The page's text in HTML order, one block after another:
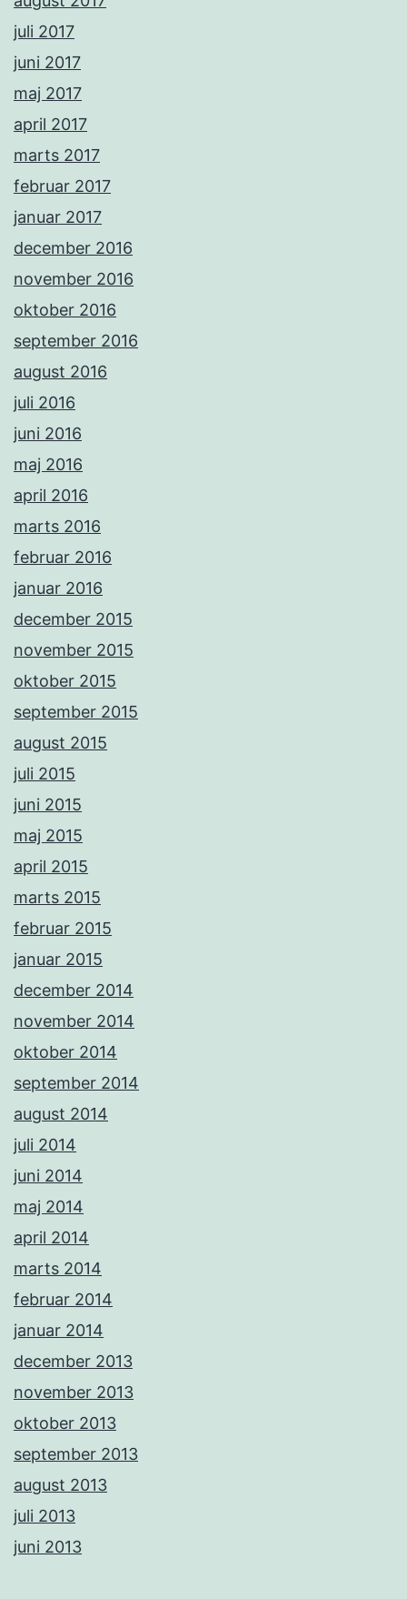
juli 2017
juni 2017
maj 2017
april 2017
marts 2017
februar 2017
januar 2017
december 2016
november 2016
oktober 2016
september 2016
august 2016
juli 2016
juni 2016
maj 2016
april 2016
marts 2016
februar 2016
januar 2016
december 2015
november 2015
oktober 2015
september 2015
august 2015
juli 2015
juni 2015
maj 2015
april 2015
marts 2015
februar 2015
januar 2015
december 2014
november 2014
oktober 2014
september 2014
august 2014
juli 2014
juni 2014
maj 2014
april 2014
marts 2014
februar 2014
januar 2014
december 2013
november 2013
oktober 2013
september 2013
august 2013
juli 2013
juni 2013